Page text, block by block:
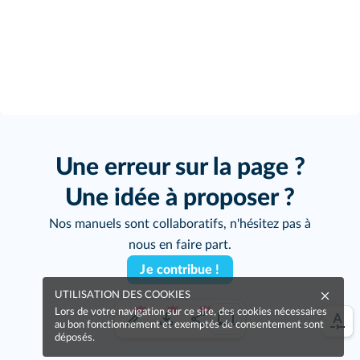
Une erreur sur la page ?
Une idée à proposer ?
Nos manuels sont collaboratifs, n'hésitez pas à
nous en faire part.
Je contribue !
UTILISATION DES COOKIES
Lors de votre navigation sur ce site, des cookies nécessaires
au bon fonctionnement et exemptés de consentement sont
déposés.